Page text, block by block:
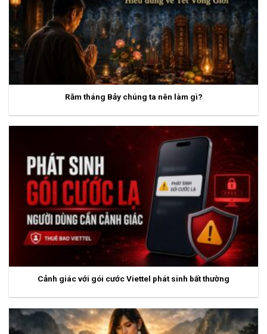
Rằm tháng Bảy chúng ta nên làm gì?
Cảnh giác với gói cước Viettel phát sinh bất thường